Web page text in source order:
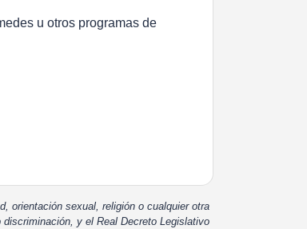
u otros programas de
orientación sexual, religión o cualquier otra
y el Real Decreto Legislativo